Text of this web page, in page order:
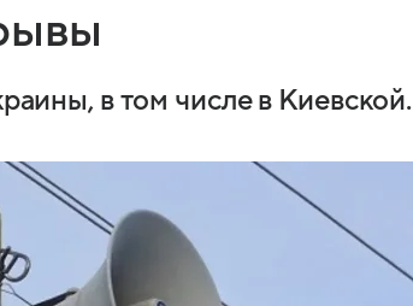
в том числе в Киевской.